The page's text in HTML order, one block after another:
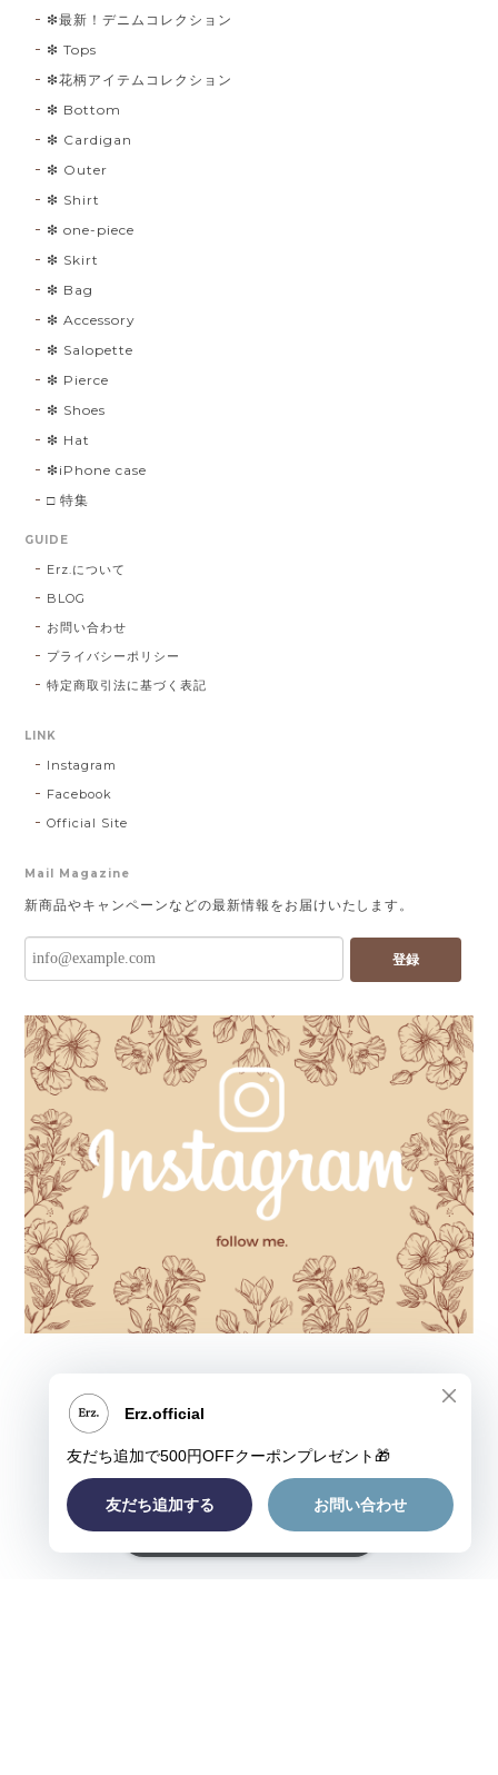
❇︎最新！デニムコレクション
❇︎ Tops
❇︎花柄アイテムコレクション
❇︎ Bottom
❇︎ Cardigan
❇︎ Outer
❇︎ Shirt
❇︎ one-piece
❇︎ Skirt
❇︎ Bag
❇︎ Accessory
❇︎ Salopette
❇︎ Pierce
❇︎ Shoes
❇︎ Hat
❇︎iPhone case
□ 特集
GUIDE
Erz.について
BLOG
お問い合わせ
プライバシーポリシー
特定商取引法に基づく表記
LINK
Instagram
Facebook
Official Site
Mail Magazine
新商品やキャンペーンなどの最新情報をお届けいたします。
登録
ショップに質問する